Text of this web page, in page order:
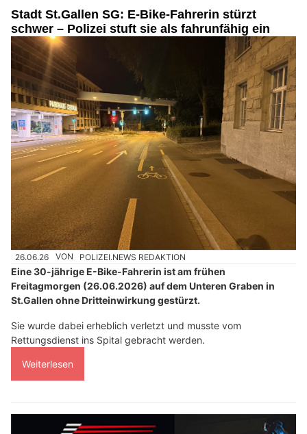
Stadt St.Gallen SG: E-Bike-Fahrerin stürzt
schwer – Polizei stuft sie als fahrunfähig ein
26.06.26 VON POLIZEI.NEWS REDAKTION
Eine 30-jährige E-Bike-Fahrerin ist am frühen
Freitagmorgen (26.06.2026) auf dem Unteren Graben in
St.Gallen ohne Dritteinwirkung gestürzt.
Sie wurde dabei erheblich verletzt und musste vom
Rettungsdienst ins Spital gebracht werden.
Weiterlesen